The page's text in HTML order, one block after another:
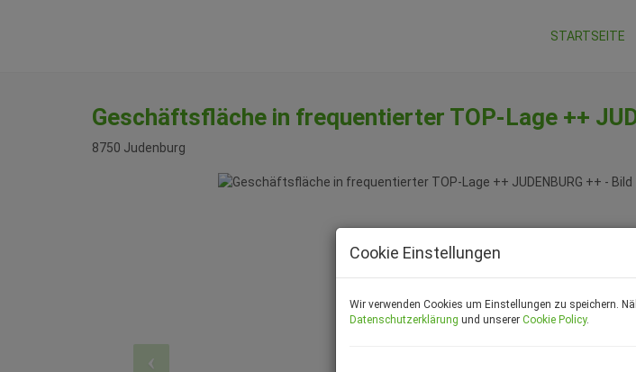
STARTSEITE
Geschäftsfläche in frequentierter TOP-Lage ++
8750 Judenburg
Cookie Einstellungen
Wir verwenden Cookies um Einstellungen zu speichern.
Datenschutzerklärung und unserer Cookie Policy.